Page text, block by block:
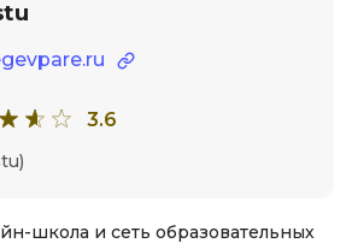
3.6
школа и сеть образовательных